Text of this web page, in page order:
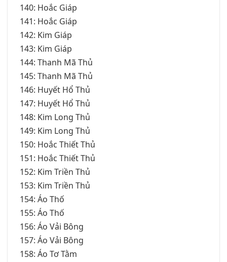
140: Hoắc Giáp
141: Hoắc Giáp
142: Kim Giáp
143: Kim Giáp
144: Thanh Mã Thủ
145: Thanh Mã Thủ
146: Huyết Hổ Thủ
147: Huyết Hổ Thủ
148: Kim Long Thủ
149: Kim Long Thủ
150: Hoắc Thiết Thủ
151: Hoắc Thiết Thủ
152: Kim Triền Thủ
153: Kim Triền Thủ
154: Áo Thố
155: Áo Thố
156: Áo Vải Bông
157: Áo Vải Bông
158: Áo Tơ Tằm